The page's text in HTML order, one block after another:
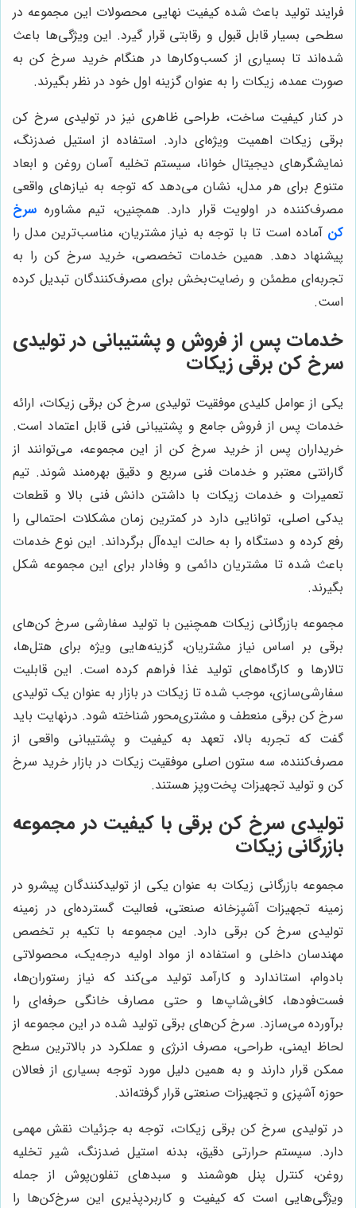
فرایند تولید باعث شده کیفیت نهایی محصولات این مجموعه در
سطحی بسیار قابل قبول و رقابتی قرار گیرد. این ویژگی‌ها باعث
شده‌اند تا بسیاری از کسب‌وکارها در هنگام خرید سرخ کن به
صورت عمده، زیکات را به عنوان گزینه اول خود در نظر بگیرند.
در کنار کیفیت ساخت، طراحی ظاهری نیز در تولیدی سرخ کن
برقی زیکات اهمیت ویژه‌ای دارد. استفاده از استیل ضدزنگ،
نمایشگرهای دیجیتال خوانا، سیستم تخلیه آسان روغن و ابعاد
متنوع برای هر مدل، نشان می‌دهد که توجه به نیازهای واقعی
مصرف‌کننده در اولویت قرار دارد. همچنین، تیم مشاوره سرخ
کن آماده است تا با توجه به نیاز مشتریان، مناسب‌ترین مدل را
پیشنهاد دهد. همین خدمات تخصصی، خرید سرخ کن را به
تجربه‌ای مطمئن و رضایت‌بخش برای مصرف‌کنندگان تبدیل کرده
است.
خدمات پس از فروش و پشتیبانی در تولیدی
سرخ کن برقی زیکات
یکی از عوامل کلیدی موفقیت تولیدی سرخ کن برقی زیکات، ارائه
خدمات پس از فروش جامع و پشتیبانی فنی قابل اعتماد است.
خریداران پس از خرید سرخ کن از این مجموعه، می‌توانند از
گارانتی معتبر و خدمات فنی سریع و دقیق بهره‌مند شوند. تیم
تعمیرات و خدمات زیکات با داشتن دانش فنی بالا و قطعات
یدکی اصلی، توانایی دارد در کمترین زمان مشکلات احتمالی را
رفع کرده و دستگاه را به حالت ایده‌آل برگرداند. این نوع خدمات
باعث شده تا مشتریان دائمی و وفادار برای این مجموعه شکل
بگیرند.
مجموعه بازرگانی زیکات همچنین با تولید سفارشی سرخ کن‌های
برقی بر اساس نیاز مشتریان، گزینه‌هایی ویژه برای هتل‌ها،
تالارها و کارگاه‌های تولید غذا فراهم کرده است. این قابلیت
سفارشی‌سازی، موجب شده تا زیکات در بازار به عنوان یک تولیدی
سرخ کن برقی منعطف و مشتری‌محور شناخته شود. درنهایت باید
گفت که تجربه بالا، تعهد به کیفیت و پشتیبانی واقعی از
مصرف‌کننده، سه ستون اصلی موفقیت زیکات در بازار خرید سرخ
کن و تولید تجهیزات پخت‌وپز هستند.
تولیدی سرخ کن برقی با کیفیت در مجموعه
بازرگانی زیکات
مجموعه بازرگانی زیکات به عنوان یکی از تولیدکنندگان پیشرو در
زمینه تجهیزات آشپزخانه صنعتی، فعالیت گسترده‌ای در زمینه
تولیدی سرخ کن برقی دارد. این مجموعه با تکیه بر تخصص
مهندسان داخلی و استفاده از مواد اولیه درجه‌یک، محصولاتی
بادوام، استاندارد و کارآمد تولید می‌کند که نیاز رستوران‌ها،
فست‌فودها، کافی‌شاپ‌ها و حتی مصارف خانگی حرفه‌ای را
برآورده می‌سازد. سرخ کن‌های برقی تولید شده در این مجموعه از
لحاظ ایمنی، طراحی، مصرف انرژی و عملکرد در بالاترین سطح
ممکن قرار دارند و به همین دلیل مورد توجه بسیاری از فعالان
حوزه آشپزی و تجهیزات صنعتی قرار گرفته‌اند.
در تولیدی سرخ کن برقی زیکات، توجه به جزئیات نقش مهمی
دارد. سیستم حرارتی دقیق، بدنه استیل ضدزنگ، شیر تخلیه
روغن، کنترل پنل هوشمند و سبدهای تفلون‌پوش از جمله
ویژگی‌هایی است که کیفیت و کاربردپذیری این سرخ‌کن‌ها را